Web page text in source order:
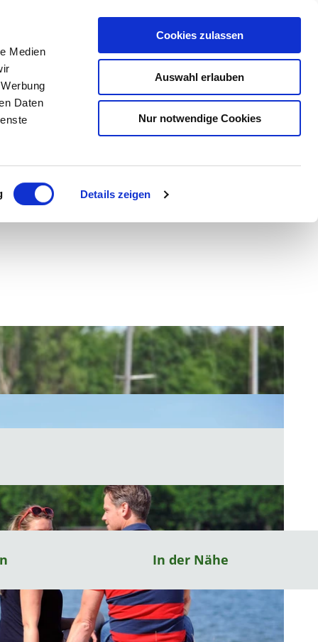
Medien
Daten
Details zeigen
Cookies zulassen
Auswahl erlauben
Nur notwendige Cookies
In der Nähe